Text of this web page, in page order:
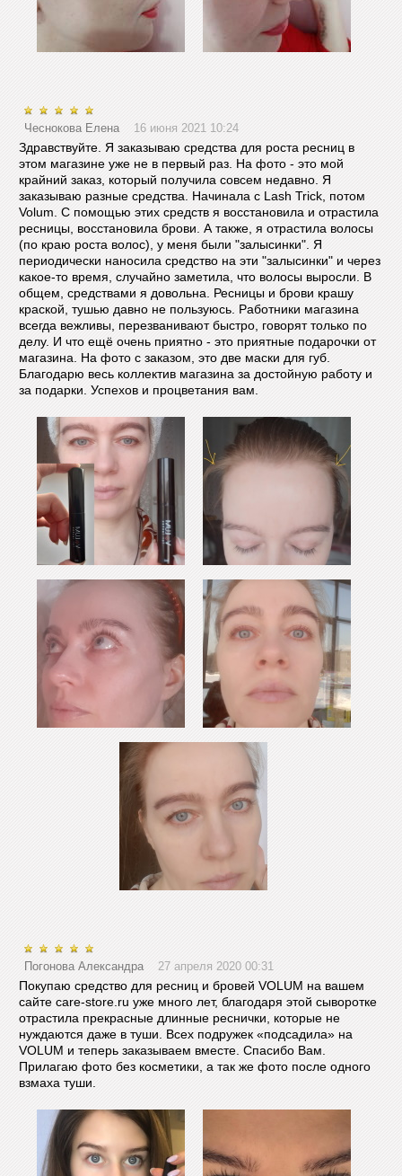
Чеснокова Елена 16 июня 2021 10:24
Здравствуйте. Я заказываю средства для роста ресниц в
этом магазине уже не в первый раз. На фото - это мой
крайний заказ, который получила совсем недавно. Я
заказываю разные средства. Начинала с Lash Trick, потом
Volum. С помощью этих средств я восстановила и отрастила
ресницы, восстановила брови. А также, я отрастила волосы
(по краю роста волос), у меня были "залысинки". Я
периодически наносила средство на эти "залысинки" и через
какое-то время, случайно заметила, что волосы выросли. В
общем, средствами я довольна. Ресницы и брови крашу
краской, тушью давно не пользуюсь. Работники магазина
всегда вежливы, перезванивают быстро, говорят только по
делу. И что ещё очень приятно - это приятные подарочки от
магазина. На фото с заказом, это две маски для губ.
Благодарю весь коллектив магазина за достойную работу и
за подарки. Успехов и процветания вам.
Погонова Александра 27 апреля 2020 00:31
Покупаю средство для ресниц и бровей VOLUM на вашем
сайте care-store.ru уже много лет, благодаря этой сыворотке
отрастила прекрасные длинные реснички, которые не
нуждаются даже в туши. Всех подружек «подсадила» на
VOLUM и теперь заказываем вместе. Спасибо Вам.
Прилагаю фото без косметики, а так же фото после одного
взмаха туши.